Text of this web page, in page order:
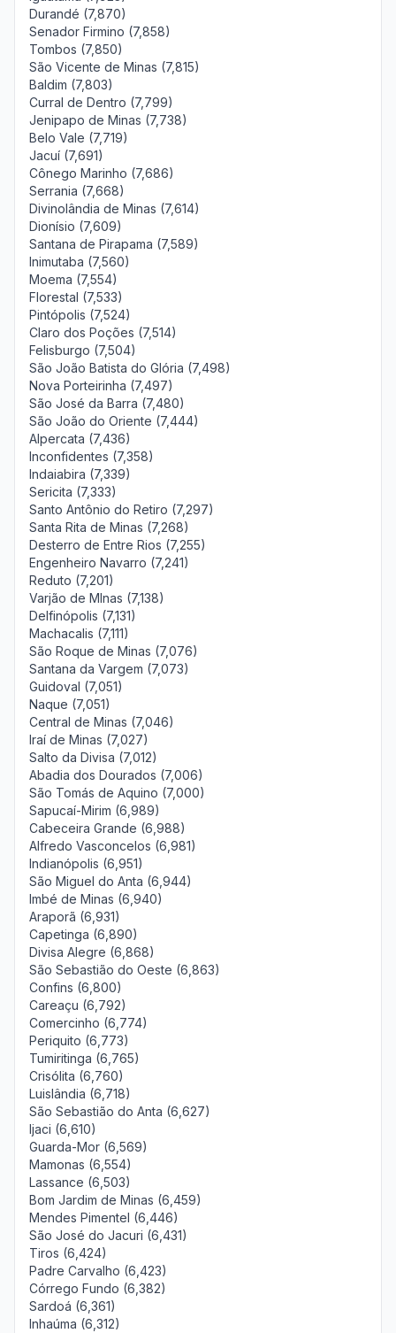
Durandé (7,870)
Senador Firmino (7,858)
Tombos (7,850)
São Vicente de Minas (7,815)
Baldim (7,803)
Curral de Dentro (7,799)
Jenipapo de Minas (7,738)
Belo Vale (7,719)
Jacuí (7,691)
Cônego Marinho (7,686)
Serrania (7,668)
Divinolândia de Minas (7,614)
Dionísio (7,609)
Santana de Pirapama (7,589)
Inimutaba (7,560)
Moema (7,554)
Florestal (7,533)
Pintópolis (7,524)
Claro dos Poções (7,514)
Felisburgo (7,504)
São João Batista do Glória (7,498)
Nova Porteirinha (7,497)
São José da Barra (7,480)
São João do Oriente (7,444)
Alpercata (7,436)
Inconfidentes (7,358)
Indaiabira (7,339)
Sericita (7,333)
Santo Antônio do Retiro (7,297)
Santa Rita de Minas (7,268)
Desterro de Entre Rios (7,255)
Engenheiro Navarro (7,241)
Reduto (7,201)
Varjão de MInas (7,138)
Delfinópolis (7,131)
Machacalis (7,111)
São Roque de Minas (7,076)
Santana da Vargem (7,073)
Guidoval (7,051)
Naque (7,051)
Central de Minas (7,046)
Iraí de Minas (7,027)
Salto da Divisa (7,012)
Abadia dos Dourados (7,006)
São Tomás de Aquino (7,000)
Sapucaí-Mirim (6,989)
Cabeceira Grande (6,988)
Alfredo Vasconcelos (6,981)
Indianópolis (6,951)
São Miguel do Anta (6,944)
Imbé de Minas (6,940)
Araporã (6,931)
Capetinga (6,890)
Divisa Alegre (6,868)
São Sebastião do Oeste (6,863)
Confins (6,800)
Careaçu (6,792)
Comercinho (6,774)
Periquito (6,773)
Tumiritinga (6,765)
Crisólita (6,760)
Luislândia (6,718)
São Sebastião do Anta (6,627)
Ijaci (6,610)
Guarda-Mor (6,569)
Mamonas (6,554)
Lassance (6,503)
Bom Jardim de Minas (6,459)
Mendes Pimentel (6,446)
São José do Jacuri (6,431)
Tiros (6,424)
Padre Carvalho (6,423)
Córrego Fundo (6,382)
Sardoá (6,361)
Inhaúma (6,312)